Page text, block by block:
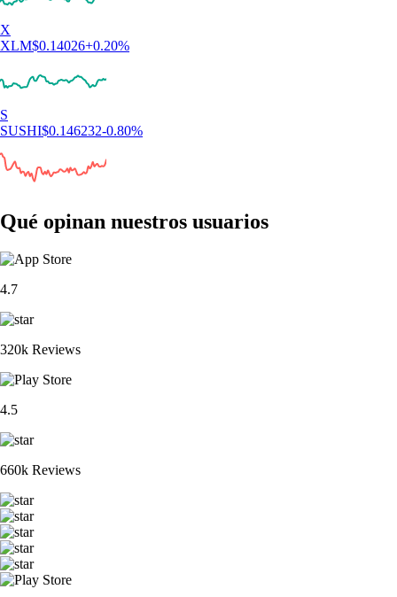
X
XLM$0.14026+0.20%
S
SUSHI$0.146232-0.80%
Qué opinan nuestros usuarios
4.7
320k Reviews
4.5
660k Reviews